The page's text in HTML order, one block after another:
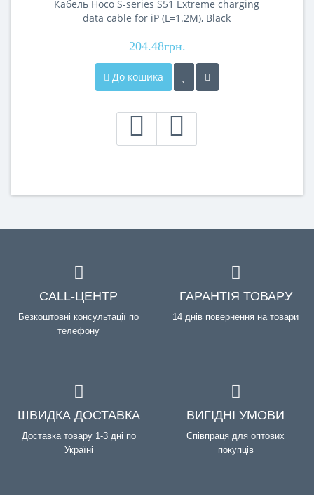
Кабель Hoco S-series S51 Extreme charging
data cable for iP (L=1.2M), Black
204.48грн.
До кошика
CALL-ЦЕНТР
Безкоштовні консультації по
телефону
ГАРАНТІЯ ТОВАРУ
14 днів повернення на товари
ШВИДКА ДОСТАВКА
Доставка товару 1-3 дні по
Україні
ВИГІДНІ УМОВИ
Співпраця для оптових
покупців